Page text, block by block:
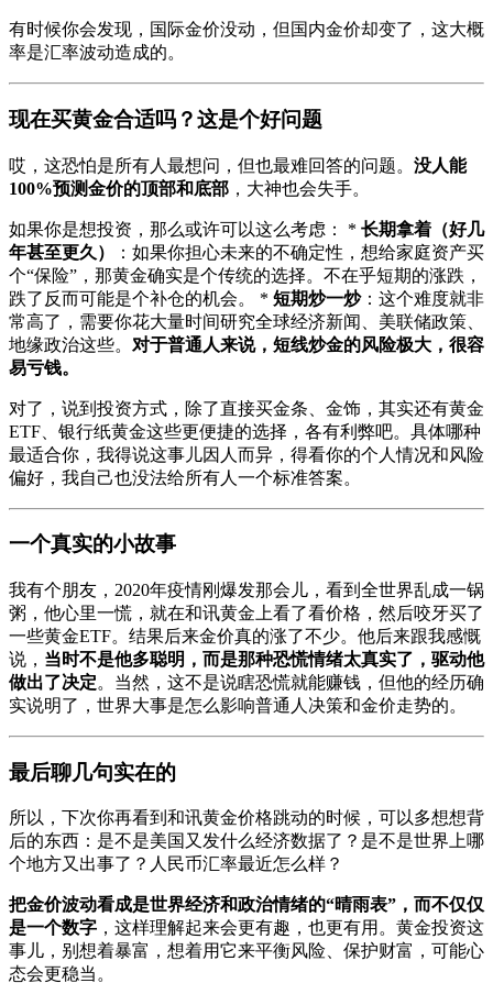
有时候你会发现，国际金价没动，但国内金价却变了，这大概
率是汇率波动造成的。
现在买黄金合适吗？这是个好问题
哎，这恐怕是所有人最想问，但也最难回答的问题。 没人能
100%预测金价的顶部和底部 ，大神也会失手。
如果你是想投资，那么或许可以这么考虑： * 长期拿着（好几
年甚至更久）
：如果你担心未来的不确定性，想给家庭资产买
个“保险”，那黄金确实是个传统的选择。不在乎短期的涨跌，
跌了反而可能是个补仓的机会。 * 短期炒一炒：这个难度就非
常高了，需要你花大量时间研究全球经济新闻、美联储政策、
地缘政治这些。 对于普通人来说，短线炒金的风险极大，很容
易亏钱。
对了，说到投资方式，除了直接买金条、金饰，其实还有黄金
ETF、银行纸黄金这些更便捷的选择，各有利弊吧。具体哪种
最适合你，我得说这事儿因人而异，得看你的个人情况和风险
偏好，我自己也没法给所有人一个标准答案。
一个真实的小故事
我有个朋友，2020年疫情刚爆发那会儿，看到全世界乱成一锅
粥，他心里一慌，就在和讯黄金上看了看价格，然后咬牙买了
一些黄金ETF。结果后来金价真的涨了不少。他后来跟我感慨
说， 当时不是他多聪明，而是那种恐慌情绪太真实了，驱动他
做出了决定。当然，这不是说瞎恐慌就能赚钱，但他的经历确
实说明了，世界大事是怎么影响普通人决策和金价走势的。
最后聊几句实在的
所以，下次你再看到和讯黄金价格跳动的时候，可以多想想背
后的东西：是不是美国又发什么经济数据了？是不是世界上哪
个地方又出事了？人民币汇率最近怎么样？
把金价波动看成是世界经济和政治情绪的“晴雨表”，而不仅仅
是一个数字 ，这样理解起来会更有趣，也更有用。黄金投资这
事儿，别想着暴富，想着用它来平衡风险、保护财富，可能心
态会更稳当。